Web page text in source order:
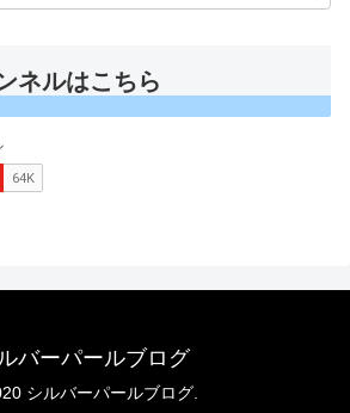
ネルはこちら
バーパールブログ
シルバーパールブログ.